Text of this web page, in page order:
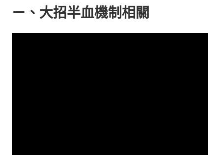
ㄧ、大招半血機制相關